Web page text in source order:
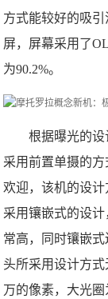
方式能较好的吸
屏，屏幕采用了
为90.2%。
根据曝光的
采用前置单摄的
欢迎，该机的设
采用镶嵌式的设
常高，同时镶嵌
头所采用设计方
万的像素，大光